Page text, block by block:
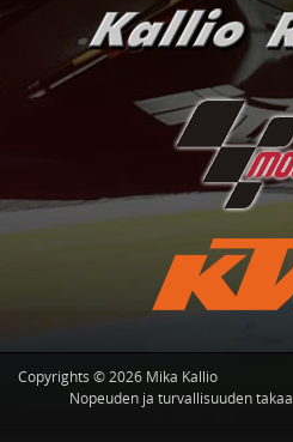
Copyrights © 2026 Mika Kallio
Nopeuden ja turvallisuuden takaa